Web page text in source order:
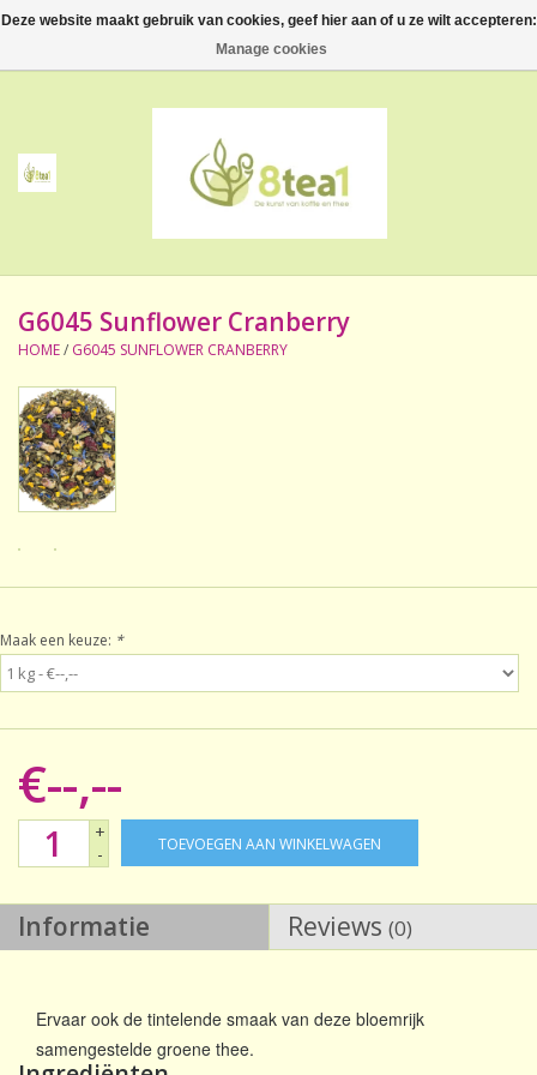
0 Artikelen - €--,--
Thee
Accessoires
NIEUW! Verpakte thee
BeppeDeli en 8tea1
Contact
Sale!
Laatste kans!
G6045 Sunflower Cranberry
HOME/ G6045 SUNFLOWER CRANBERRY
Maak een keuze: *
€--,--
+
-
TOEVOEGEN AAN WINKELWAGEN
Informatie Reviews (0)
Ervaar ook de tintelende smaak van deze bloemrijk
samengestelde groene thee.
Deze website maakt gebruik van cookies, geef hier aan of u ze wilt accepteren:
Manage cookies